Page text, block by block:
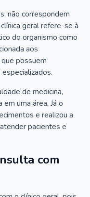
não correspondem
geral refere-se à
do organismo como
aos
possuem
de medicina,
uma área. Já o
e realizou a
pacientes e
com